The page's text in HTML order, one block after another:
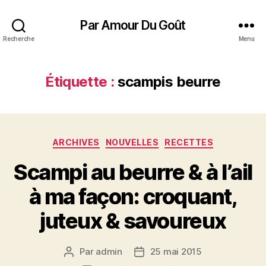
Recherche
Par Amour Du Goût
Menu
Étiquette : scampis beurre
Catégories
ARCHIVES NOUVELLES RECETTES
Scampi au beurre & à l’ail
à ma façon: croquant,
juteux & savoureux
Auteur
Par admin
Date25 mai 2015